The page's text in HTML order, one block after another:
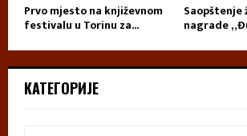
Prvo mjesto na književnom
festivalu u Torinu za... nagrade
КАТЕГОРИЈЕ